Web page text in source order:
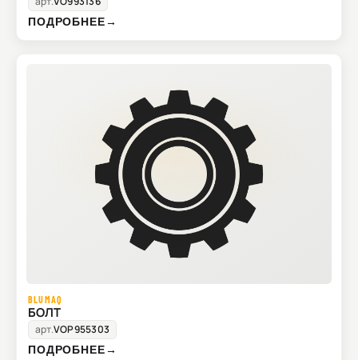
ПОДРОБНЕЕ→
BLUMAQ
БОЛТ
арт.VOP955303
ПОДРОБНЕЕ→